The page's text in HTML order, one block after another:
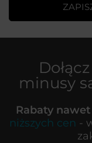
minusy
Rabaty
niższych cen -